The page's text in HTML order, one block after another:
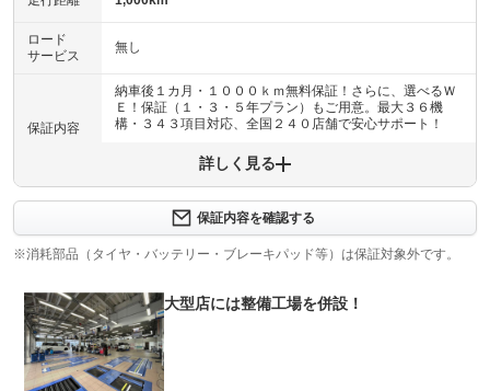
ロード
サービス
無し
保証内容
納車後１カ月・１０００ｋｍ無料保証！さらに、選べるＷ
Ｅ！保証（１・３・５年プラン）もご用意。最大３６機
構・３４３項目対応、全国２４０店舗で安心サポート！
保証内容について問い合わせる
納車後１ヶ月・１０００ｋｍ以内は３６機構・３４３項目
を保証いたします。詳しくは販売店までお問い合わせ下さ
い。
上限金額
車両本体価格
車両本体価格の５０％まで
免責金 無し
詳しく見る
保証内容を確認する
※消耗部品（タイヤ・バッテリー・ブレーキパッド等）は保証対象外です。
大型店には整備工場を併設！